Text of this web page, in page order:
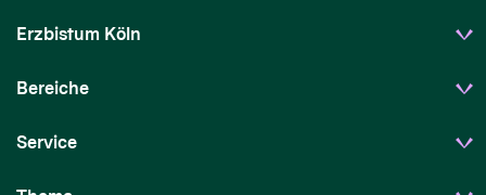
Erzbistum Köln
Bereiche
Service